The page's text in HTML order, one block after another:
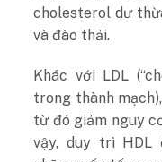
cholesterol dư
và đào thải.
Khác với LDL
trong thành
từ đó giảm nguy
vậy, duy trì